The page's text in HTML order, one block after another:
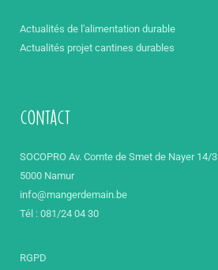
Actualités de l'alimentation durable
Actualités projet cantines durables
contact
SOCOPRO Av. Comte de Smet de Nayer 14/3
5000 Namur
info@mangerdemain.be
Tél : 081/24 04 30
RGPD